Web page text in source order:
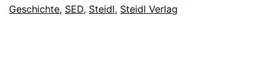
Geschichte, SED, Steidl, Steidl Verlag